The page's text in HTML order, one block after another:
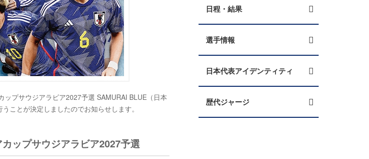
プサウジアラビア2027予選 SAMURAI BLUE（日本
ことが決定しましたのでお知らせします。
ップサウジアラビア2027予選
日程・結果
選手情報
日本代表アイデンティティ
歴代ジャージ